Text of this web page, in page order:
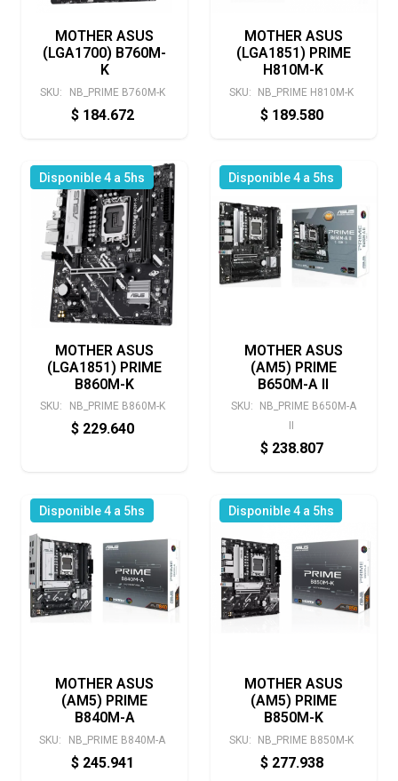
MOTHER ASUS
(LGA1700) B760M-
K
SKU: NB_PRIME B760M-K
$ 184.672
MOTHER ASUS
(LGA1851) PRIME
H810M-K
SKU: NB_PRIME H810M-K
$ 189.580
Disponible 4 a 5hs
MOTHER ASUS
(LGA1851) PRIME
B860M-K
SKU: NB_PRIME B860M-K
$ 229.640
Disponible 4 a 5hs
MOTHER ASUS
(AM5) PRIME
B650M-A II
SKU:
NB_PRIME B650M-A
$ 238.807
Disponible 4 a 5hs
MOTHER ASUS
(AM5) PRIME
B840M-A
SKU: NB_PRIME B840M-A
$ 245.941
Disponible 4 a 5hs
MOTHER ASUS
(AM5) PRIME
B850M-K
SKU: NB_PRIME B850M-K
$ 277.938